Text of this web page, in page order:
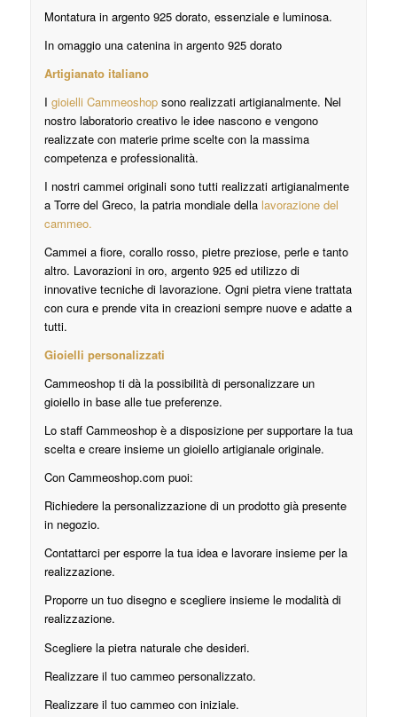
Montatura in argento 925 dorato, essenziale e luminosa.
In omaggio una catenina in argento 925 dorato
Artigianato italiano
I gioielli Cammeoshopsono realizzati artigianalmente. Nel
nostro laboratorio creativo le idee nascono e vengono
realizzate con materie prime scelte con la massima
competenza e professionalità.
I nostri cammei originali sono tutti realizzati artigianalmente
a Torre del Greco, la patria mondiale della lavorazione del
cammeo.
Cammei a fiore, corallo rosso, pietre preziose, perle e tanto
altro. Lavorazioni in oro, argento 925 ed utilizzo di
innovative tecniche di lavorazione. Ogni pietra viene trattata
con cura e prende vita in creazioni sempre nuove e adatte a
tutti.
Gioielli personalizzati
Cammeoshop ti dà la possibilità di personalizzare un
gioiello in base alle tue preferenze.
Lo staff Cammeoshop è a disposizione per supportare la tua
scelta e creare insieme un gioiello artigianale originale.
Con Cammeoshop.com puoi:
Richiedere la personalizzazione di un prodotto già presente
in negozio.
Contattarci per esporre la tua idea e lavorare insieme per la
realizzazione.
Proporre un tuo disegno e scegliere insieme le modalità di
realizzazione.
Scegliere la pietra naturale che desideri.
Realizzare il tuo cammeo personalizzato.
Realizzare il tuo cammeo con iniziale.